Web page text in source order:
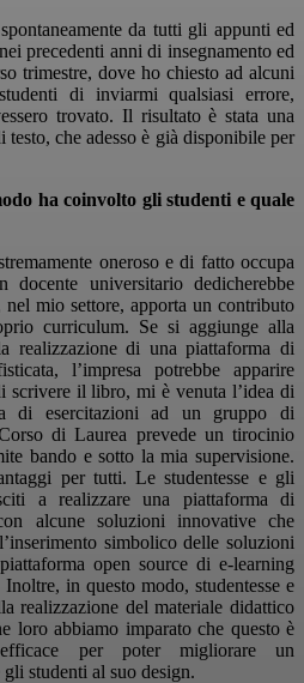
da tutti gli appunti ed
precedenti anni di insegnamento ed
trimestre, dove ho chiesto ad alcuni
di inviarmi qualsiasi errore,
trovato. Il risultato è stata una
che adesso è già disponibile per
ha coinvolto gli studenti e quale
oneroso e di fatto occupa
universitario dedicherebbe
mio settore, apporta un contributo
curriculum. Se si aggiunge alla
realizzazione di una piattaforma di
l’impresa potrebbe apparire
scrivere il libro, mi è venuta l’idea di
di esercitazioni ad un gruppo di
di Laurea prevede un tirocinio
bando e sotto la mia supervisione.
per tutti. Le studentesse e gli
a realizzare una piattaforma di
alcune soluzioni innovative che
simbolico delle soluzioni
open source di e-learning
in questo modo, studentesse e
realizzazione del materiale didattico
loro abbiamo imparato che questo è
per poter migliorare un
studenti al suo design.